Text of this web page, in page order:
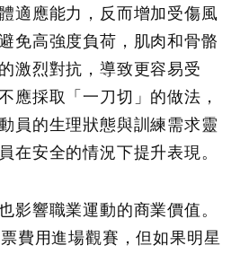
適應能力，反而增加受傷風
免高強度負荷，肌肉和骨骼
激烈對抗，導致更容易受
應採取「一刀切」的做法，
員的生理狀態與訓練需求靈
在安全的情況下提升表現。
影響職業運動的商業價值。
費用進場觀賽，但如果明星